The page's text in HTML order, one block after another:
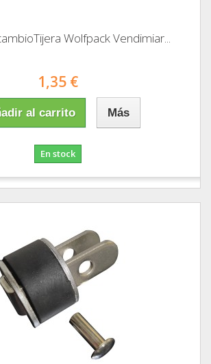
Wolfpack Vendimiar...
1,35 €
al carrito Más
En stock